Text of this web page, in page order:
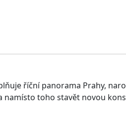
říční panorama Prahy,
toho stavět novou